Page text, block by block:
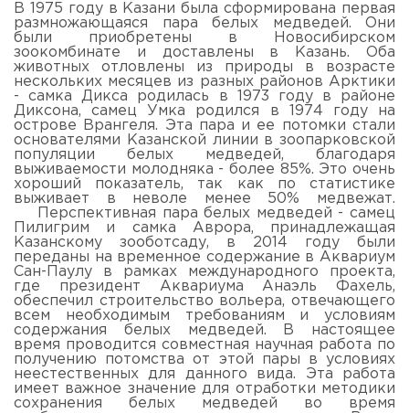
В 1975 году в Казани была сформирована первая
размножающаяся пара белых медведей. Они
были приобретены в Новосибирском
зоокомбинате и доставлены в Казань. Оба
животных отловлены из природы в возрасте
нескольких месяцев из разных районов Арктики
- самка Дикса родилась в 1973 году в районе
Диксона, самец Умка родился в 1974 году на
острове Врангеля. Эта пара и ее потомки стали
основателями Казанской линии в зоопарковской
популяции белых медведей, благодаря
выживаемости молодняка - более 85%. Это очень
хороший показатель, так как по статистике
выживает в неволе менее 50% медвежат.
Перспективная пара белых медведей - самец
Пилигрим и самка Аврора, принадлежащая
Казанскому зооботсаду, в 2014 году были
переданы на временное содержание в Аквариум
Сан-Паулу в рамках международного проекта,
где президент Аквариума Анаэль Фахель,
обеспечил строительство вольера, отвечающего
всем необходимым требованиям и условиям
содержания белых медведей. В настоящее
время проводится совместная научная работа по
получению потомства от этой пары в условиях
неестественных для данного вида. Эта работа
имеет важное значение для отработки методики
сохранения белых медведей во время